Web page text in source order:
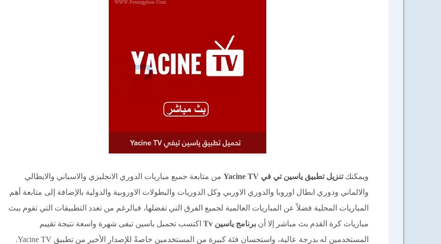
ويمكنكتنزيل تطبيق ياسين تي في Yacine TV
من متابعة جميع مباريات الدوري الانجليزي والاسباني والايطالي
والالماني ودوري ابطال اوروبا والدوري الاوربي وكل الدوريات والبطولات الاوروبية والدولية بالإضافة إلى متابعة أهم
المباريات المحلية فضلاً عن المباريات العالمية لجميع الفرق التي تفضلها، فبالرغم من تعدد التطبيقات التي تقوم ببث
مباريات كرة القدم بث مباشر إلا أن برنامج ياسين Tv
اكتسب تحميل ياسين تيفى شهرة واسعة نتيجة تقييم
المستخدمين له بدرجة عالية، واستحسان فئة كبيرة من المستخدمين خاصةً للإصدار الأخير من تطبيق Yacine TV.